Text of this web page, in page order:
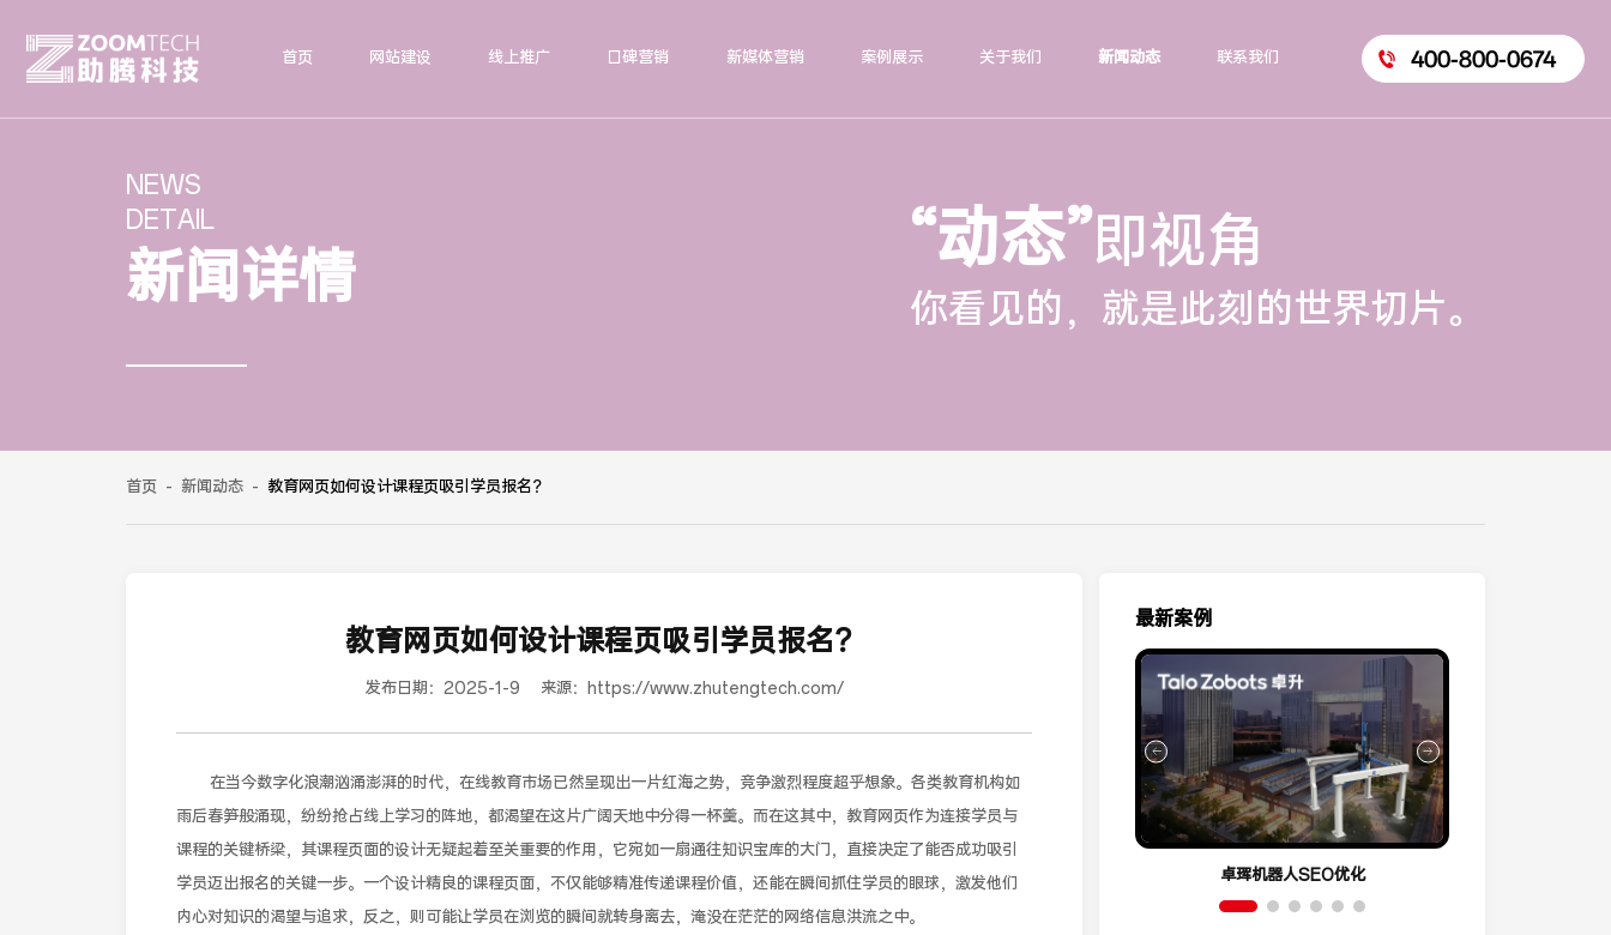
首页 网站建设 线上推广 口碑营销 新媒体营销 案例展示 关于我们 新闻动态 联系我们 400-800-0674
NEWS
DETAIL
新闻详情 “动态”即视角
你看见的，就是此刻的世界切片。
首页 - 新闻动态 - 教育网页如何设计课程页吸引学员报名？
教育网页如何设计课程页吸引学员报名？
发布日期： 2025-1-9 来源： https://www.zhutengtech.com/
在当今数字化浪潮汹涌澎湃的时代，在线教育市场已然呈现出一片红海之势，竞争激烈程度超乎想象。各类教育机构如
雨后春笋般涌现，纷纷抢占线上学习的阵地，都渴望在这片广阔天地中分得一杯羹。而在这其中，教育网页作为连接学员与
课程的关键桥梁，其课程页面的设计无疑起着至关重要的作用，它宛如一扇通往知识宝库的大门，直接决定了能否成功吸引
学员迈出报名的关键一步。一个设计精良的课程页面，不仅能够精准传递课程价值，还能在瞬间抓住学员的眼球，激发他们
内心对知识的渴望与追求，反之，则可能让学员在浏览的瞬间就转身离去，淹没在茫茫的网络信息洪流之中。
最新案例
道合餐饮行业词SEO优化 卓珲机器人SEO优化